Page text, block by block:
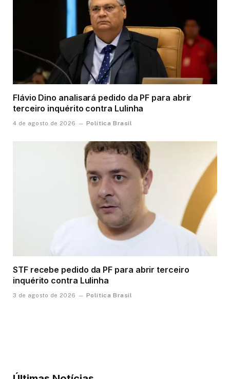
Flávio Dino analisará pedido da PF para abrir
terceiro inquérito contra Lulinha
4 de agosto de 2026 Política Brasil
STF recebe pedido da PF para abrir terceiro
inquérito contra Lulinha
3 de agosto de 2026 Política Brasil